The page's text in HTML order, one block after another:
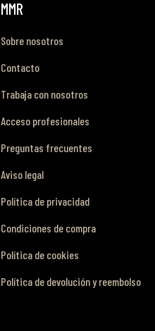
MMR
Sobre nosotros
Contacto
Trabaja con nosotros
Acceso profesionales
Preguntas frecuentes
Aviso legal
Política de privacidad
Condiciones de compra
Política de cookies
Política de devolución y reembolso